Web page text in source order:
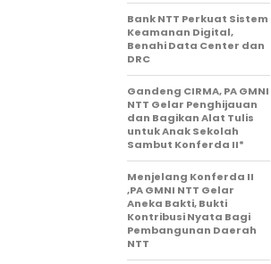
Bank NTT Perkuat Sistem
Keamanan Digital,
Benahi Data Center dan
DRC
Gandeng CIRMA, PA GMNI
NTT Gelar Penghijauan
dan Bagikan Alat Tulis
untuk Anak Sekolah
Sambut Konferda II*
Menjelang Konferda II
,PA GMNI NTT Gelar
Aneka Bakti, Bukti
Kontribusi Nyata Bagi
Pembangunan Daerah
NTT